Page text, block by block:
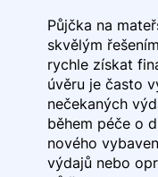
Půjčka na
skvělým
rychle získat
úvěru je často
nečekaných
během péče o
nového
výdajů nebo